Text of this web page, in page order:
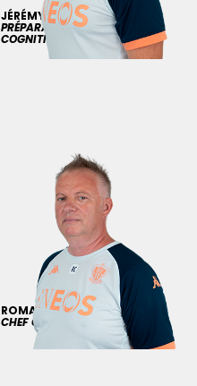
JÉRÉMYMAREC
PRÉPARATEUR PHYSIQUE
COGNITIF & SALLE
ROMAINCAMOS
CHEF CUISINIER